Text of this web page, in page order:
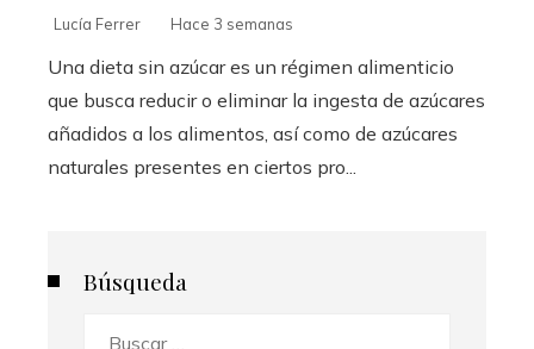
Lucía Ferrer Hace 3 semanas
Una dieta sin azúcar es un régimen alimenticio
que busca reducir o eliminar la ingesta de azúcares
añadidos a los alimentos, así como de azúcares
naturales presentes en ciertos pro...
Búsqueda